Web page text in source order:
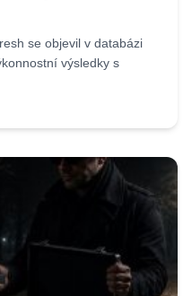
se objevil v databázi
výsledky s